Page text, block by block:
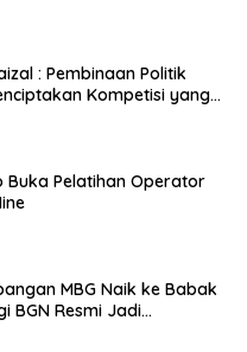
: Pembinaan Politik
Kompetisi yang
Buka Pelatihan Operator
MBG Naik ke Babak
BGN Resmi Jadi